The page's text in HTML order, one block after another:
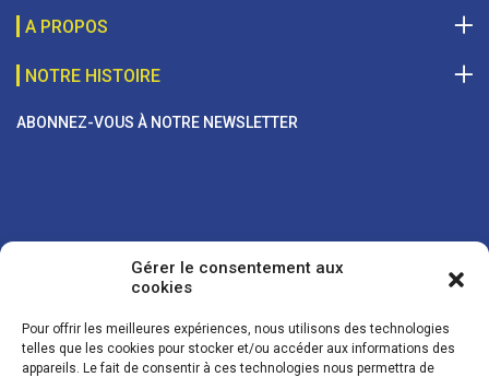
Gérer le consentement aux
cookies
Pour offrir les meilleures expériences, nous utilisons des technologies
telles que les cookies pour stocker et/ou accéder aux informations des
appareils. Le fait de consentir à ces technologies nous permettra de
A PROPOS
NOTRE HISTOIRE
ABONNEZ-VOUS À NOTRE NEWSLETTER